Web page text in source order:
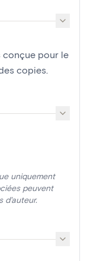
conçue pour le
copies.
uniquement
peuvent
d'auteur.